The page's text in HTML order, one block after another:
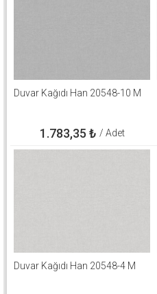
Duvar Kağıdı Han 20548-10 M
1.783,35 ₺ / Adet
Duvar Kağıdı Han 20548-4 M